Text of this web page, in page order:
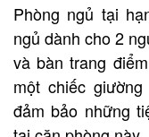
Phòng ngủ tại
ngủ dành cho 2
và bàn trang
một chiếc
đảm bảo những